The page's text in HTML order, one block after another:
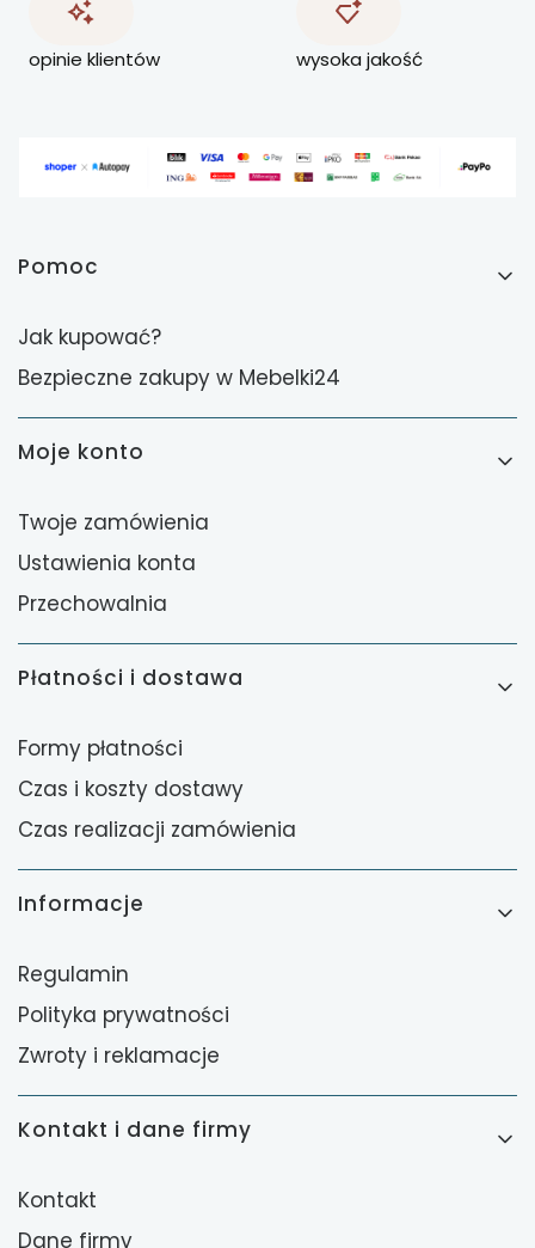
opinie klientów wysoka jakość
Linki w stopce
Pomoc
Jak kupować?
Bezpieczne zakupy w Mebelki24
Moje konto
Twoje zamówienia
Ustawienia konta
Przechowalnia
Płatności i dostawa
Formy płatności
Czas i koszty dostawy
Czas realizacji zamówienia
Informacje
Regulamin
Polityka prywatności
Zwroty i reklamacje
Kontakt i dane firmy
Kontakt
Dane firmy